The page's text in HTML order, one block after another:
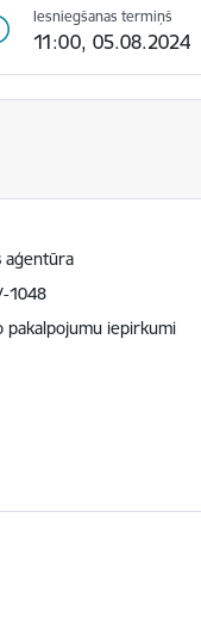
Iesniegšanas termiņš
11:00, 05.08.2024
aģentūra
1048
pakalpojumu iepirkumi